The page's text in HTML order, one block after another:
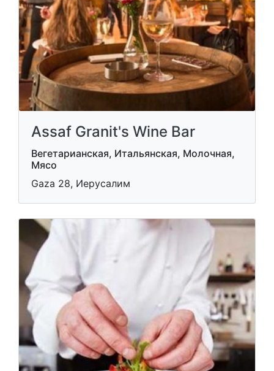
Assaf Granit's Wine Bar
Вегетарианская, Итальянская, Молочная,
Мясо
Gaza 28, Иерусалим